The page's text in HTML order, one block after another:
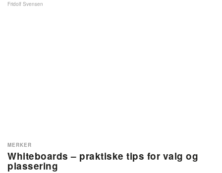
Fridolf Svensen
Whiteboards – praktiske tips for valg og
plassering
MERKER